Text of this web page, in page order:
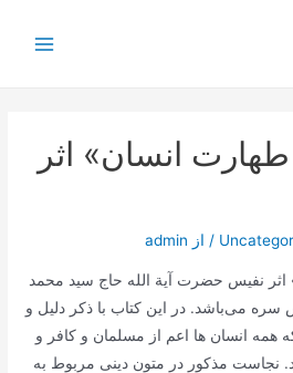
انسان» اثر
/ از admin
اثر نفیس حضرت آیة الله حاج سید محمد
می‌باشد. در این کتاب با ذکر دلیل و
همه انسان ها اعم از مسلمان و کافر و
نجاست مذکور در متون دینی مربوط به